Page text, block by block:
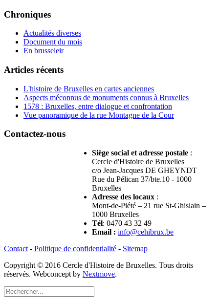
Chroniques
Actualités diverses
Document du mois
En brusseleir
Articles récents
L'histoire de Bruxelles en cartes anciennes
Aspects méconnus de monuments connus à Bruxelles
1578 : Bruxelles, entre dialogue et confrontation
Vue panoramique de la rue Montagne de la Cour
Contactez-nous
Siège social et adresse postale :
Cercle d'Histoire de Bruxelles
c/o Jean-Jacques DE GHEYNDT
Rue du Pélican 37/bte.10 - 1000
Bruxelles
Adresse des locaux :
Mont-de-Piété – 21 rue St-Ghislain –
1000 Bruxelles
Tél: 0470 43 32 49
Email : info@cehibrux.be
Contact - Politique de confidentialité - Sitemap
Copyright © 2016 Cercle d'Histoire de Bruxelles. Tous droits
réservés. Webconcept by Nextmove.